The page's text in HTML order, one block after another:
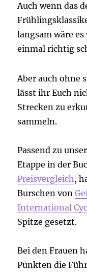
Auch wenn das
langsam wäre
einmal richtig
Aber auch ohne
lässt ihr Euch
Strecken zu
sammeln.
Passend zu
Etappe in der
Preisvergleich,
Burschen von
International
Spitze gesetzt.
Bei den Frauen
Punkten die